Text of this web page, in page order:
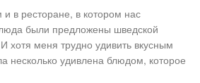
в ресторане, в котором нас
были предложены шведской
хотя меня трудно удивить вкусным
несколько удивлена блюдом, которое